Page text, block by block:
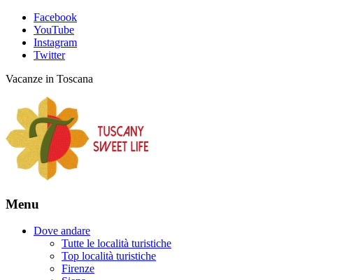
Facebook
YouTube
Instagram
Twitter
Vacanze in Toscana
Menu
Dove andare
Tutte le località turistiche
Top località turistiche
Firenze